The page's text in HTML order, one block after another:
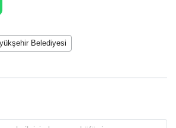
Belediyesi